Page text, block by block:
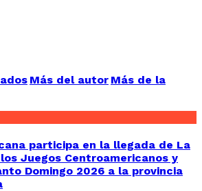
Más del autor Más de la
participa en la llegada de La
Juegos Centroamericanos y
Domingo 2026 a la provincia